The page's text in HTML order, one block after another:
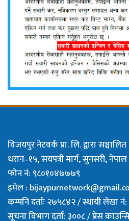
विजयपुर नेटवर्क प्रा. लि. द्वारा सञ्चालित
धरान–१५, सयपत्री मार्ग, सुनसरी, नेपाल
फोन नं: ९८०१०४७७७९
इमेल :
कम्पनि दर्ताः २७५८४२ / स्थायी लेखा
सूचना विभाग दर्ता: ३००८ / प्रेस